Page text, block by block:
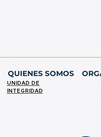
QUIENES SOMOS
UNIDAD DE
INTEGRIDAD